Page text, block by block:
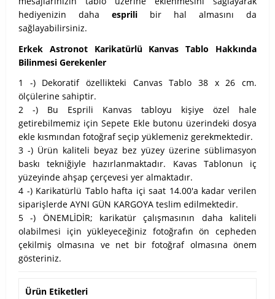
hediyenizin daha esprili bir hal almasını da
sağlayabilirsiniz.
Erkek Astronot Karikatürlü Kanvas Tablo Hakkında
Bilinmesi Gerekenler
1 -) Dekoratif özellikteki Canvas Tablo 38 x 26 cm.
ölçülerine sahiptir.
2 -) Bu Esprili Kanvas tabloyu kişiye özel hale
getirebilmemiz için Sepete Ekle butonu üzerindeki dosya
ekle kısmından fotoğraf seçip yüklemeniz gerekmektedir.
3 -) Ürün kaliteli beyaz bez yüzey üzerine süblimasyon
baskı tekniğiyle hazırlanmaktadır. Kavas Tablonun iç
yüzeyinde ahşap çerçevesi yer almaktadır.
4 -) Karikatürlü Tablo hafta içi saat 14.00'a kadar verilen
siparişlerde AYNI GÜN KARGOYA teslim edilmektedir.
5 -) ÖNEMLİDİR; karikatür çalışmasının daha kaliteli
olabilmesi için yükleyeceğiniz fotoğrafın ön cepheden
çekilmiş olmasına ve net bir fotoğraf olmasına önem
gösteriniz.
Ürün Etiketleri